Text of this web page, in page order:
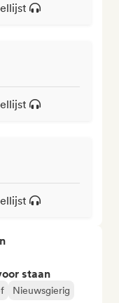
staan
Nieuwsgierig